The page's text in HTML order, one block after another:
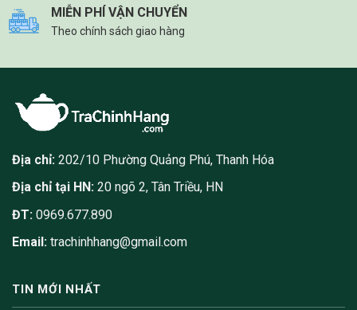
MIỄN PHÍ VẬN CHUYỂN
Theo chính sách giao hàng
Địa chỉ: 202/10 Phường Quảng Phú, Thanh Hóa
Địa chỉ tại HN: 20 ngõ 2, Tân Triều, HN
ĐT: 0969.677.890
Email: trachinhhang@gmail.com
TIN MỚI NHẤT